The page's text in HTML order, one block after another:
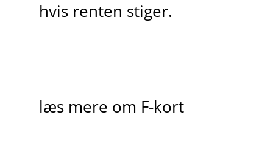
hvis renten stiger.
læs mere om F-kort